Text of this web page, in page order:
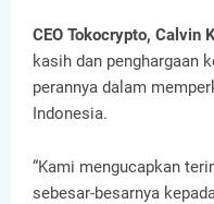
CEO Tokocrypto, Calvin
kasih dan penghargaan
perannya dalam
Indonesia.
“Kami mengucapkan
sebesar-besarnya